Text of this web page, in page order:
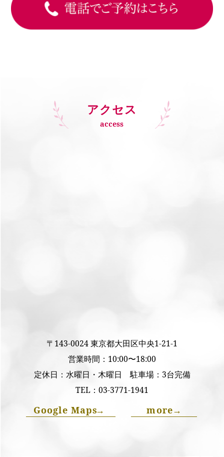
アクセス
access
〒143-0024 東京都大田区中央1-21-1
営業時間：10:00〜18:00
定休日：水曜日・木曜日 駐車場：3台完備
TEL： 03-3771-1941
Google Maps→ more→